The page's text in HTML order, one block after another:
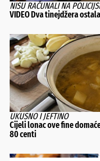
NISU RAČUNALI NA
VIDEO Dva tinejdžera
UKUSNO I JEFTINO
Cijeli lonac ove fine
80 centi